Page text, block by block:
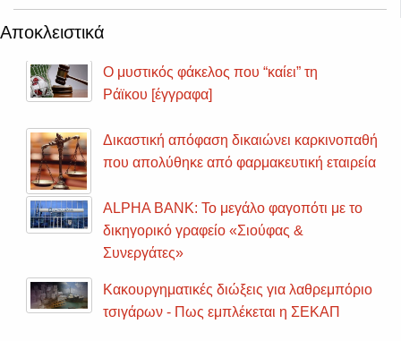
Αποκλειστικά
Καταδικάστηκε για ψευδείς υπεύθυνες
δηλώσεις ο εφοπλιστής Βίκτωρας Ρέστης
Ο Λαυρεντιάδης λύνει τη σιωπή του -
Σφοδρή επίθεση σε Προβόπουλο και
Ολόκληρο το εισαγγελικό πόρισμα για την
εμπλοκή του Γ. Προβόπουλου στο
ΣΚΑΝΔΑΛΟ: Δίκασαν τον Μελισσανίδη με